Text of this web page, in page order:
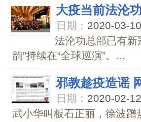
大疫当前法沦
日期： 2020-03-
法沦功总部已有新
韵”持续在“全球巡演”。...
邪教趁疫造谣
日期： 2020-02-
武小华叫板石正丽，徐波